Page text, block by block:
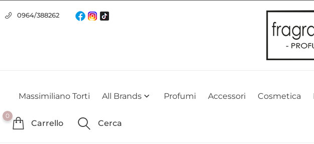
Usiamo i cookie
Utilizziamo i cookie per offrirti la migliore esperienza possibile sul nostro sito web.
0964/388262
Massimiliano Torti All Brands  Profumi Accessori Cosmetica
0
Carrello Cerca